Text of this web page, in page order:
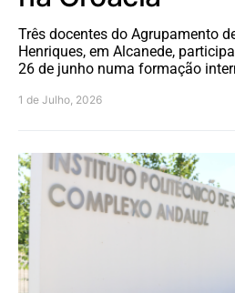
Três docentes do Agrupamento
Henriques, em Alcanede,
26 de junho numa formação
1 de Julho, 2026